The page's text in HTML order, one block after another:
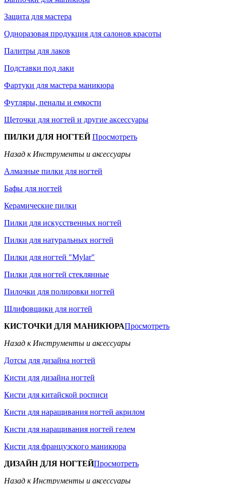
Защита для мастера
Одноразовая продукция для салонов красоты
Палитры для лаков
Подставки под лаки
Фартуки для мастера маникюра
Футляры, пеналы и емкости
Щеточки для ногтей и другие аксессуары
ПИЛКИ ДЛЯ НОГТЕЙПросмотреть
Назад к Инструменты и аксессуары
Алмазные пилки для ногтей
Бафы для ногтей
Керамические пилки
Пилки для искусственных ногтей
Пилки для натуральных ногтей
Пилки для ногтей "Mylar"
Пилки для ногтей стеклянные
Пилочки для полировки ногтей
Шлифовщики для ногтей
КИСТОЧКИ ДЛЯ МАНИКЮРАПросмотреть
Назад к Инструменты и аксессуары
Дотсы для дизайна ногтей
Кисти для дизайна ногтей
Кисти для китайской росписи
Кисти для наращивания ногтей акрилом
Кисти для наращивания ногтей гелем
Кисти для французского маникюра
ДИЗАЙН ДЛЯ НОГТЕЙПросмотреть
Назад к Инструменты и аксессуары